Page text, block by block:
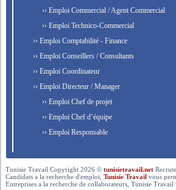
›› Emploi Commercial / Agent Commercial
›› Emploi Technico-Commercial
›› Emploi Comptabilité - Finance
›› Emploi Conseillers / Consultants
›› Emploi Coordinateur
›› Emploi Directeur / Manager
›› Emploi Chef de projet
›› Emploi Chef d’équipe
›› Emploi Responsable
Tunisie Travail Copyright 2026 ©tunisietravail.net
Candidats a la recherche d'emploi,Tunisie Travail vous
Entreprises a la recherche de collaborateurs, Tunisie